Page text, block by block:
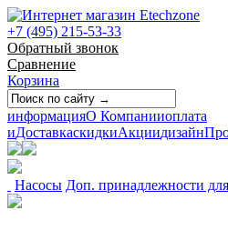
+7 (495) 215-53-33
Обратный звонок
Сравнение
Корзина
информацияО Компанииоплата
иДоставкаскидкиАкциидизайн
Насосы Доп. принадлежности